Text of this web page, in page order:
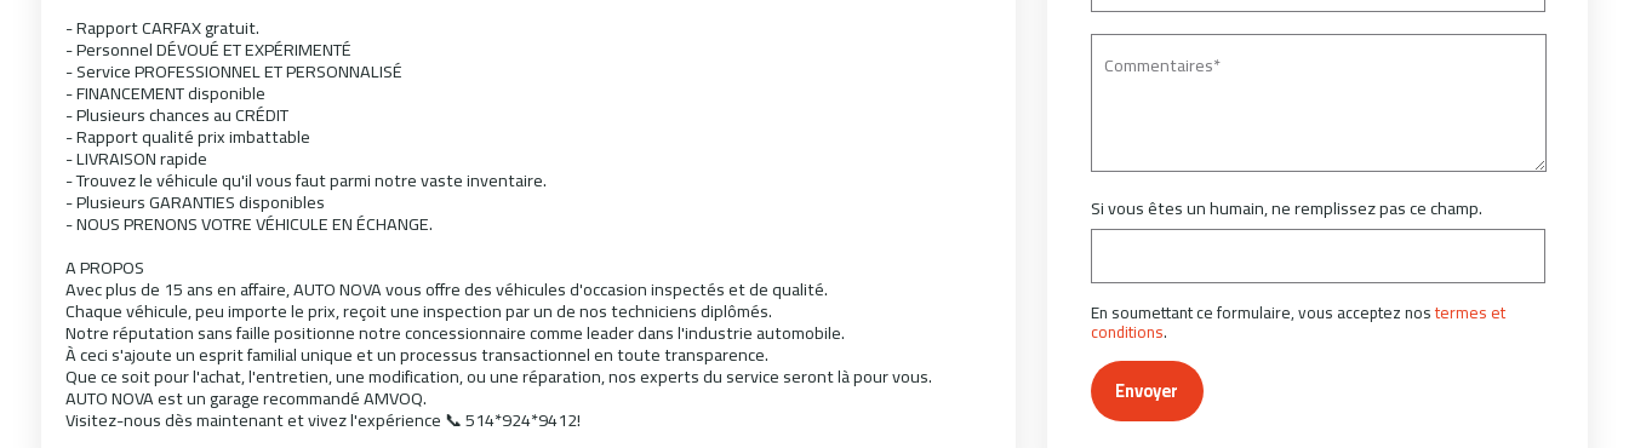
- Rapport CARFAX gratuit.
- Personnel DÉVOUÉ ET EXPÉRIMENTÉ
- Service PROFESSIONNEL ET PERSONNALISÉ
- FINANCEMENT disponible
- Plusieurs chances au CRÉDIT
- Rapport qualité prix imbattable
- LIVRAISON rapide
- Trouvez le véhicule qu'il vous faut parmi notre vaste inventaire.
- Plusieurs GARANTIES disponibles
- NOUS PRENONS VOTRE VÉHICULE EN ÉCHANGE.
A PROPOS
Avec plus de 15 ans en affaire, AUTO NOVA vous offre des véhicules d'occasion inspectés et de qualité.
Chaque véhicule, peu importe le prix, reçoit une inspection par un de nos techniciens diplômés.
Notre réputation sans faille positionne notre concessionnaire comme leader dans l'industrie automobile.
À ceci s'ajoute un esprit familial unique et un processus transactionnel en toute transparence.
Que ce soit pour l'achat, l'entretien, une modification, ou une réparation, nos experts du service seront là pour vous.
AUTO NOVA est un garage recommandé AMVOQ.
Visitez-nous dès maintenant et vivez l'expérience 📞 514*924*9412!
Si vous êtes un humain, ne remplissez pas ce champ.
En soumettant ce formulaire, vous acceptez nostermes et
conditions.
Envoyer